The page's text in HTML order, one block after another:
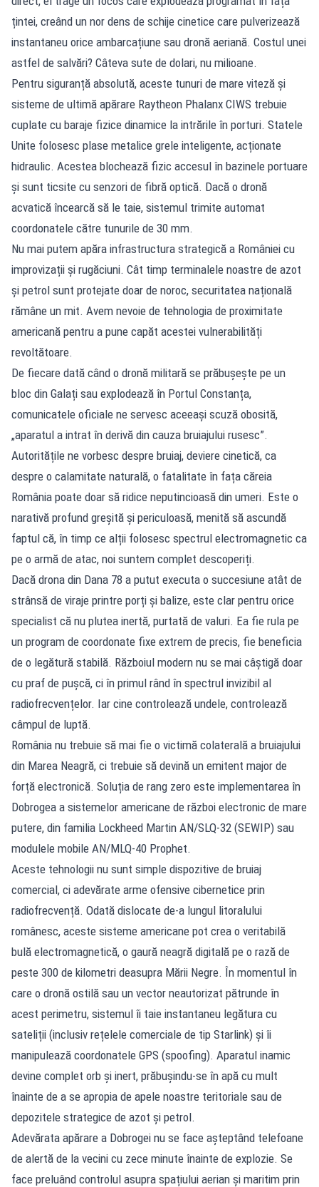
țintei, creând un nor dens de schije cinetice care pulverizează
instantaneu orice ambarcațiune sau dronă aeriană. Costul unei
astfel de salvări? Câteva sute de dolari, nu milioane.
Pentru siguranță absolută, aceste tunuri de mare viteză și
sisteme de ultimă apărare Raytheon Phalanx CIWS trebuie
cuplate cu baraje fizice dinamice la intrările în porturi. Statele
Unite folosesc plase metalice grele inteligente, acționate
hidraulic. Acestea blochează fizic accesul în bazinele portuare
și sunt ticsite cu senzori de fibră optică. Dacă o dronă
acvatică încearcă să le taie, sistemul trimite automat
coordonatele către tunurile de 30 mm.
Nu mai putem apăra infrastructura strategică a României cu
improvizații și rugăciuni. Cât timp terminalele noastre de azot
și petrol sunt protejate doar de noroc, securitatea națională
rămâne un mit. Avem nevoie de tehnologia de proximitate
americană pentru a pune capăt acestei vulnerabilități
revoltătoare.
De fiecare dată când o dronă militară se prăbușește pe un
bloc din Galați sau explodează în Portul Constanța,
comunicatele oficiale ne servesc aceeași scuză obosită,
„aparatul a intrat în derivă din cauza bruiajului rusesc”.
Autoritățile ne vorbesc despre bruiaj, deviere cinetică, ca
despre o calamitate naturală, o fatalitate în fața căreia
România poate doar să ridice neputincioasă din umeri. Este o
narativă profund greșită și periculoasă, menită să ascundă
faptul că, în timp ce alții folosesc spectrul electromagnetic ca
pe o armă de atac, noi suntem complet descoperiți.
Dacă drona din Dana 78 a putut executa o succesiune atât de
strânsă de viraje printre porți și balize, este clar pentru orice
specialist că nu plutea inertă, purtată de valuri. Ea fie rula pe
un program de coordonate fixe extrem de precis, fie beneficia
de o legătură stabilă. Războiul modern nu se mai câștigă doar
cu praf de pușcă, ci în primul rând în spectrul invizibil al
radiofrecvențelor. Iar cine controlează undele, controlează
câmpul de luptă.
România nu trebuie să mai fie o victimă colaterală a bruiajului
din Marea Neagră, ci trebuie să devină un emitent major de
forță electronică. Soluția de rang zero este implementarea în
Dobrogea a sistemelor americane de război electronic de mare
putere, din familia Lockheed Martin AN/SLQ-32 (SEWIP) sau
modulele mobile AN/MLQ-40 Prophet.
Aceste tehnologii nu sunt simple dispozitive de bruiaj
comercial, ci adevărate arme ofensive cibernetice prin
radiofrecvență. Odată dislocate de-a lungul litoralului
românesc, aceste sisteme americane pot crea o veritabilă
bulă electromagnetică, o gaură neagră digitală pe o rază de
peste 300 de kilometri deasupra Mării Negre. În momentul în
care o dronă ostilă sau un vector neautorizat pătrunde în
acest perimetru, sistemul îi taie instantaneu legătura cu
sateliții (inclusiv rețelele comerciale de tip Starlink) și îi
manipulează coordonatele GPS (spoofing). Aparatul inamic
devine complet orb și inert, prăbușindu-se în apă cu mult
înainte de a se apropia de apele noastre teritoriale sau de
depozitele strategice de azot și petrol.
Adevărata apărare a Dobrogei nu se face așteptând telefoane
de alertă de la vecini cu zece minute înainte de explozie. Se
face preluând controlul asupra spațiului aerian și maritim prin